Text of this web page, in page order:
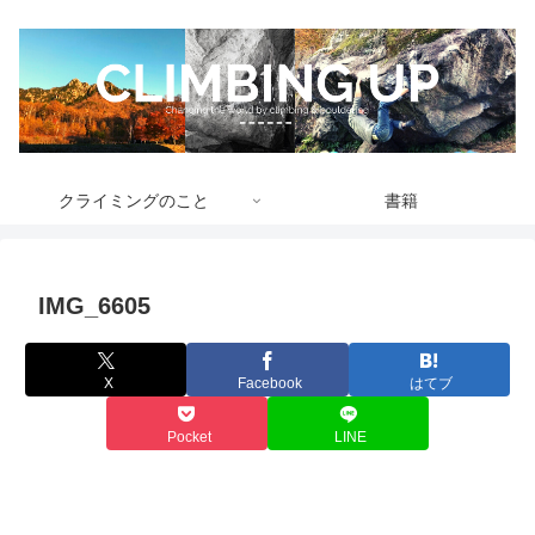
クライミングのこと 書籍
IMG_6605
X Facebook はてブ
Pocket LINE